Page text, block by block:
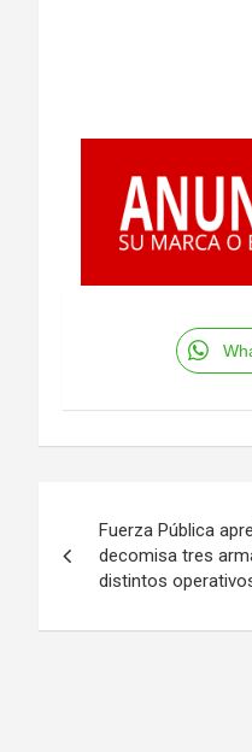
de
entradas
Fuerza Pública
decomisa tres
distintos